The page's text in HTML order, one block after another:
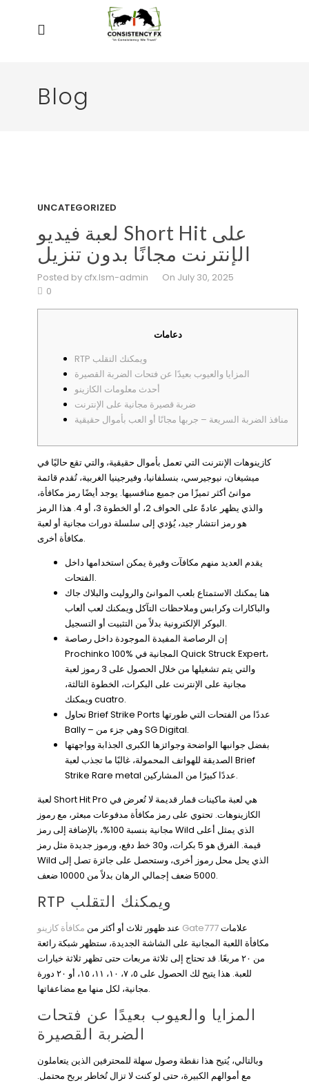
Blog
UNCATEGORIZED
لعبة فيديو Short Hit على
الإنترنت مجانًا بدون تنزيل
Posted by cfx.lsm-admin
On July 30, 2025
0
دعامات
RTP ويمكنك التقلب
المزايا والعيوب بعيدًا عن فتحات الضربة القصيرة
أحدث معلومات الكازينو
ضربة قصيرة مجانية على الإنترنت
منافذ الضربة السريعة – جربها مجانًا أو العب بأموال حقيقية
كازينوهات الإنترنت التي تعمل بأموال حقيقية، والتي تقع حاليًا في
ميشيغان، نيوجيرسي، بنسلفانيا، وفيرجينيا الغربية، تُقدم قائمة
موانئ أكثر تميزًا من جميع منافسيها. يوجد أيضًا رمز مكافأة،
والذي يظهر عادةً على الحواف 2، أو الخطوة 3، أو 4.
هذا الرمز
هو رمز انتشار جيد، يُؤدي إلى سلسلة دورات مجانية أو لعبة
مكافأة أخرى.
يقدم العديد منهم مكافآت وفيرة يمكن استخدامها داخل
الفتحات.
هنا يمكنك الاستمتاع بلعب الموانئ والروليت والبلاك جاك
والباكارات وكرابس وملاحظات التآكل ويمكنك لعب ألعاب
البوكر الإلكترونية بدلاً من التثبيت أو التسجيل.
إن الرصاصة المفيدة الموجودة داخل رصاصة
Prochinko 100% المجانية في Quick Struck Expert،
والتي يتم تشغيلها من خلال الحصول على 3 رموز لعبة
مجانية على الإنترنت على البكرات، الخطوة الثالثة،
ويمكنك cuatro.
تحاول Brief Strike Ports عددًا من الفتحات التي طورتها
Bally – وهي جزء من SG Digital.
بفضل جوانبها الواضحة وجوائزها الكبرى الجذابة وواجهتها
الصديقة للهواتف المحمولة، غالبًا ما تجذب لعبة Brief
Strike Rare metal عددًا كبيرًا من المشاركين.
لعبة Short Hit Pro هي لعبة ماكينات قمار قديمة لا تُعرض في
الكازينوهات. تحتوي على رمز مكافأة مدفوعات مبعثر، مع رموز
مجانية بنسبة 100%، بالإضافة إلى رمز Wild الذي يمثل أعلى
قيمة. الفرق هو 5 بكرات، و30 خط دفع، ورموز جديدة مثل رمز
Wild الذي يحل محل رموز أخرى، وستحصل على جائزة تصل إلى
5000 ضعف إجمالي الرهان بدلاً من 10000 ضعف.
RTP ويمكنك التقلب
عند ظهور ثلاث أو أكثر من مكافأة كازينو Gate777
مكافأة اللعبة المجانية على الشاشة الجديدة، ستظهر شبكة رائعة
من ٢٠ مربعًا. قد تحتاج إلى ثلاثة مربعات حتى تظهر ثلاثة خيارات
للعبة. هذا يتيح لك الحصول على ٥، ٧، ١٠، ١١، ١٥، أو ٢٠ دورة
مجانية، لكل منها مع مضاعفاتها.
المزايا والعيوب بعيدًا عن فتحات
الضربة القصيرة
وبالتالي، يُتيح هذا نقطة وصول سهلة للمحترفين الذين يتعاملون
مع أموالهم الكبيرة، حتى لو كنت لا تزال تُخاطر بربح محتمل.